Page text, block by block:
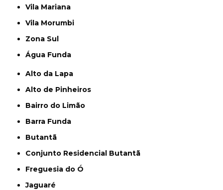
Vila Mariana
Vila Morumbi
Zona Sul
Água Funda
Alto da Lapa
Alto de Pinheiros
Bairro do Limão
Barra Funda
Butantã
Conjunto Residencial Butantã
Freguesia do Ó
Jaguaré